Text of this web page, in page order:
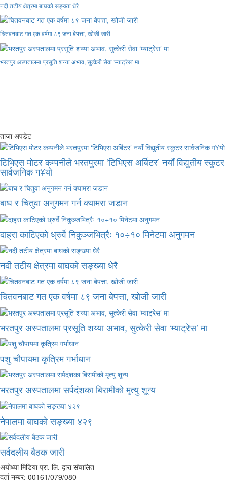
नदी तटीय क्षेत्रमा बाघको सङ्ख्या धेरै
चितवनबाट गत एक वर्षमा ८९ जना बेपत्ता, खोजी जारी
भरतपुर अस्पतालमा प्रसूति शय्या अभाव, सुत्केरी सेवा ‘म्याट्रेस’ मा
ताजा अपडेट
टिभिएस मोटर कम्पनीले भरतपुरमा ‘टिभिएस अर्बिटर’ नयाँ विद्युतीय स्कुटर
सार्वजनिक ग¥यो
बाघ र चितुवा अनुगमन गर्न क्यामरा जडान
दाह्रा काटिएको ध्रुर्वे निकुञ्जभित्रैः १०÷१० मिनेटमा अनुगमन
नदी तटीय क्षेत्रमा बाघको सङ्ख्या धेरै
चितवनबाट गत एक वर्षमा ८९ जना बेपत्ता, खोजी जारी
भरतपुर अस्पतालमा प्रसूति शय्या अभाव, सुत्केरी सेवा ‘म्याट्रेस’ मा
पशु चौपायमा कृत्रिम गर्भाधान
भरतपुर अस्पतालमा सर्पदंशका बिरामीको मृत्यु शून्य
नेपालमा बाघको सङ्ख्या ४२९
सर्वदलीय बैठक जारी
अयोध्या मिडिया प्रा. लि. द्वारा संचालित
दर्ता नम्बर: 00161/079/080